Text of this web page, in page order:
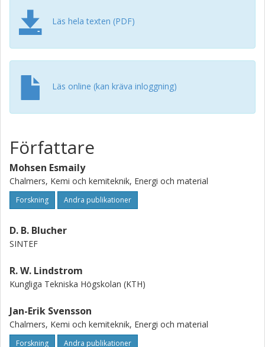
humidity; at 70% RH and higher the SO2 deposition rate
was very rapid and constant in time while it was transient
below 50% RH. At 60% RH, a change from transient to
rapid, steady-state, SO2 deposition occurred. The sudden
corrosion. The activation behavior was shown to depend
on SO2 concentration, the thickness of the surface film
and by the presence of ambient O-2.
Läs hela texten (PDF)
Läs online (kan kräva inloggning)
Författare
Mohsen Esmaily
Chalmers, Kemi och kemiteknik, Energi och material
Forskning Andra publikationer
D. B. Blucher
SINTEF
R. W. Lindstrom
Kungliga Tekniska Högskolan (KTH)
Jan-Erik Svensson
Chalmers, Kemi och kemiteknik, Energi och material
Forskning Andra publikationer